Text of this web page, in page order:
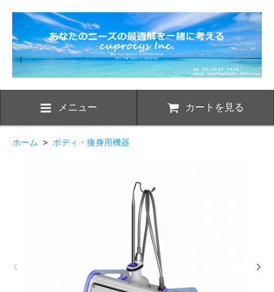
メニュー カートを見る
ホーム > ボディ・痩身用機器